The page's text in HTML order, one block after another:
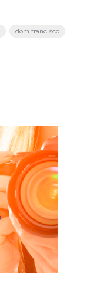
dom francisco